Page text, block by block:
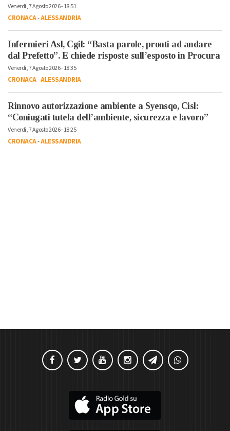
Venerdì, 7 Agosto 2026 - 18:51
CRONACA-ALESSANDRIA
Infermieri Asl, Cgil: “Basta parole, pronti ad andare
dal Prefetto”. E chiede risposte sull’esposto in Procura
Venerdì, 7 Agosto 2026 - 18:35
CRONACA-ALESSANDRIA
Rinnovo autorizzazione ambiente a Syensqo, Cisl:
“Coniugati tutela dell’ambiente, sicurezza e lavoro”
Venerdì, 7 Agosto 2026 - 18:25
CRONACA-ALESSANDRIA